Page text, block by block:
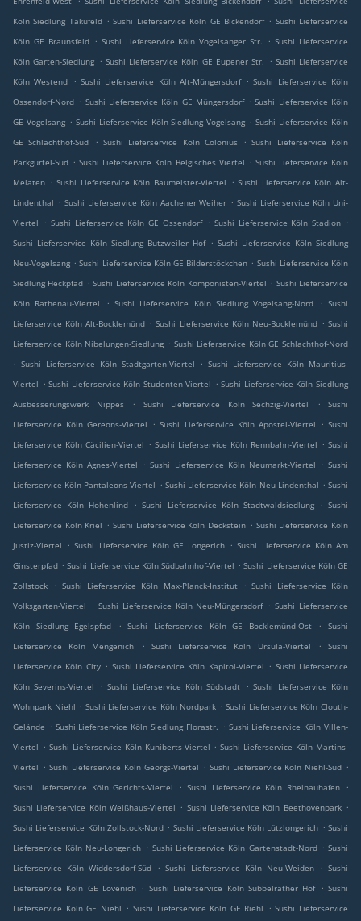
Köln Siedlung Takufeld . Sushi Lieferservice Köln GE Bickendorf . Sushi Lieferservice
Köln GE Braunsfeld . Sushi Lieferservice Köln Vogelsanger Str. . Sushi Lieferservice
Köln Garten-Siedlung . Sushi Lieferservice Köln GE Eupener Str. . Sushi Lieferservice
Köln Westend
. Sushi Lieferservice Köln Alt-Müngersdorf . Sushi Lieferservice Köln
Ossendorf-Nord . Sushi Lieferservice Köln GE Müngersdorf . Sushi Lieferservice Köln
GE Vogelsang . Sushi Lieferservice Köln Siedlung Vogelsang . Sushi Lieferservice Köln
GE Schlachthof-Süd
. Sushi Lieferservice Köln Colonius . Sushi Lieferservice Köln
Parkgürtel-Süd . Sushi Lieferservice Köln Belgisches Viertel . Sushi Lieferservice Köln
Melaten . Sushi Lieferservice Köln Baumeister-Viertel . Sushi Lieferservice Köln Alt-
Lindenthal . Sushi Lieferservice Köln Aachener Weiher . Sushi Lieferservice Köln Uni-
Viertel
. Sushi Lieferservice Köln GE Ossendorf . Sushi Lieferservice Köln Stadion .
Sushi Lieferservice Köln Siedlung Butzweiler Hof . Sushi Lieferservice Köln Siedlung
Neu-Vogelsang . Sushi Lieferservice Köln GE Bilderstöckchen . Sushi Lieferservice Köln
Siedlung Heckpfad . Sushi Lieferservice Köln Komponisten-Viertel . Sushi Lieferservice
Köln Rathenau-Viertel
. Sushi Lieferservice Köln Siedlung Vogelsang-Nord . Sushi
Lieferservice Köln Alt-Bocklemünd . Sushi Lieferservice Köln Neu-Bocklemünd . Sushi
Lieferservice Köln Nibelungen-Siedlung . Sushi Lieferservice Köln GE Schlachthof-Nord
. Sushi Lieferservice Köln Stadtgarten-Viertel . Sushi Lieferservice Köln Mauritius-
Viertel . Sushi Lieferservice Köln Studenten-Viertel . Sushi Lieferservice Köln Siedlung
Ausbesserungswerk Nippes
. Sushi Lieferservice Köln Sechzig-Viertel .
Sushi
Lieferservice Köln Gereons-Viertel
. Sushi Lieferservice Köln Apostel-Viertel . Sushi
Lieferservice Köln Cäcilien-Viertel . Sushi Lieferservice Köln Rennbahn-Viertel . Sushi
Lieferservice Köln Agnes-Viertel
. Sushi Lieferservice Köln Neumarkt-Viertel . Sushi
Lieferservice Köln Pantaleons-Viertel . Sushi Lieferservice Köln Neu-Lindenthal . Sushi
Lieferservice Köln Hohenlind
. Sushi Lieferservice Köln Stadtwaldsiedlung . Sushi
Lieferservice Köln Kriel . Sushi Lieferservice Köln Deckstein . Sushi Lieferservice Köln
Justiz-Viertel
. Sushi Lieferservice Köln GE Longerich . Sushi Lieferservice Köln Am
Ginsterpfad . Sushi Lieferservice Köln Südbahnhof-Viertel . Sushi Lieferservice Köln GE
Zollstock
. Sushi Lieferservice Köln Max-Planck-Institut . Sushi Lieferservice Köln
Volksgarten-Viertel
. Sushi Lieferservice Köln Neu-Müngersdorf . Sushi Lieferservice
Köln Siedlung Egelspfad
. Sushi Lieferservice Köln GE Bocklemünd-Ost .
Sushi
Lieferservice Köln Mengenich
. Sushi Lieferservice Köln Ursula-Viertel .
Sushi
Lieferservice Köln City . Sushi Lieferservice Köln Kapitol-Viertel . Sushi Lieferservice
Köln Severins-Viertel
. Sushi Lieferservice Köln Südstadt . Sushi Lieferservice Köln
Wohnpark Niehl . Sushi Lieferservice Köln Nordpark . Sushi Lieferservice Köln Clouth-
Gelände . Sushi Lieferservice Köln Siedlung Florastr. . Sushi Lieferservice Köln Villen-
Viertel . Sushi Lieferservice Köln Kuniberts-Viertel . Sushi Lieferservice Köln Martins-
Viertel . Sushi Lieferservice Köln Georgs-Viertel . Sushi Lieferservice Köln Niehl-Süd .
Sushi Lieferservice Köln Gerichts-Viertel
. Sushi Lieferservice Köln Rheinauhafen
.
Sushi Lieferservice Köln Weißhaus-Viertel . Sushi Lieferservice Köln Beethovenpark .
Sushi Lieferservice Köln Zollstock-Nord . Sushi Lieferservice Köln Lützlongerich . Sushi
Lieferservice Köln Neu-Longerich . Sushi Lieferservice Köln Gartenstadt-Nord . Sushi
Lieferservice Köln Widdersdorf-Süd
. Sushi Lieferservice Köln Neu-Weiden . Sushi
Lieferservice Köln GE Lövenich . Sushi Lieferservice Köln Subbelrather Hof . Sushi
Lieferservice Köln GE Niehl . Sushi Lieferservice Köln GE Riehl . Sushi Lieferservice